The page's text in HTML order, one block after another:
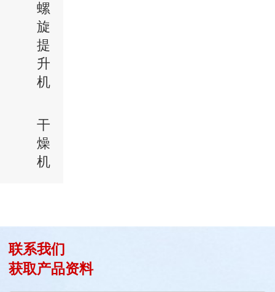
螺
旋
提
升
机
干
燥
机
联系我们
获取产品资料